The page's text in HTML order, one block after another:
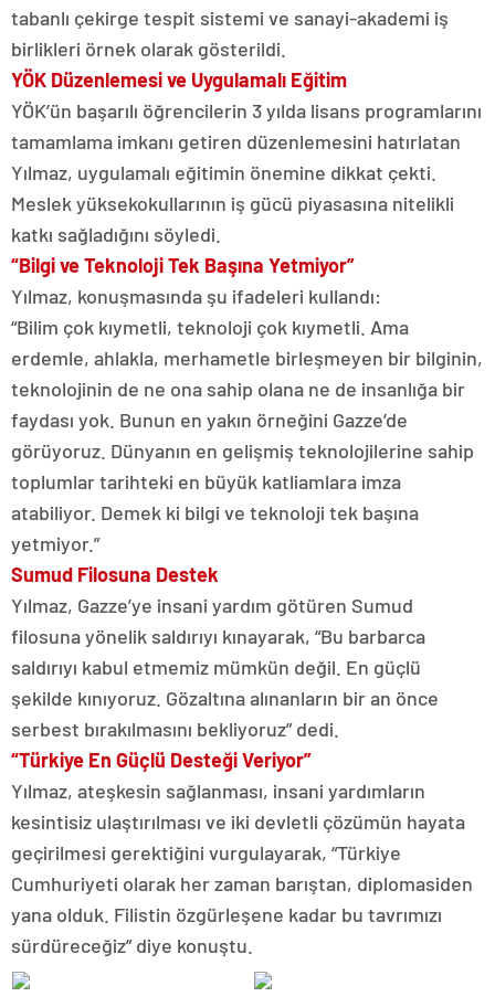
tabanlı çekirge tespit sistemi ve sanayi-akademi iş
birlikleri örnek olarak gösterildi.
YÖK Düzenlemesi ve Uygulamalı Eğitim
YÖK’ün başarılı öğrencilerin 3 yılda lisans programlarını
tamamlama imkanı getiren düzenlemesini hatırlatan
Yılmaz, uygulamalı eğitimin önemine dikkat çekti.
Meslek yüksekokullarının iş gücü piyasasına nitelikli
katkı sağladığını söyledi.
“Bilgi ve Teknoloji Tek Başına Yetmiyor”
Yılmaz, konuşmasında şu ifadeleri kullandı:
“Bilim çok kıymetli, teknoloji çok kıymetli. Ama
erdemle, ahlakla, merhametle birleşmeyen bir bilginin,
teknolojinin de ne ona sahip olana ne de insanlığa bir
faydası yok. Bunun en yakın örneğini Gazze’de
görüyoruz. Dünyanın en gelişmiş teknolojilerine sahip
toplumlar tarihteki en büyük katliamlara imza
atabiliyor. Demek ki bilgi ve teknoloji tek başına
yetmiyor.”
Sumud Filosuna Destek
Yılmaz, Gazze’ye insani yardım götüren Sumud
filosuna yönelik saldırıyı kınayarak, “Bu barbarca
saldırıyı kabul etmemiz mümkün değil. En güçlü
şekilde kınıyoruz. Gözaltına alınanların bir an önce
serbest bırakılmasını bekliyoruz” dedi.
“Türkiye En Güçlü Desteği Veriyor”
Yılmaz, ateşkesin sağlanması, insani yardımların
kesintisiz ulaştırılması ve iki devletli çözümün hayata
geçirilmesi gerektiğini vurgulayarak, “Türkiye
Cumhuriyeti olarak her zaman barıştan, diplomasiden
yana olduk. Filistin özgürleşene kadar bu tavrımızı
sürdüreceğiz” diye konuştu.